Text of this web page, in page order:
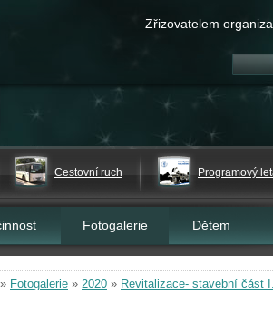
Zřizovatelem
Cestovní ruch Programový
Fotogalerie Dětem
Fotogalerie » 2020 » Revitalizace- stavební část I.